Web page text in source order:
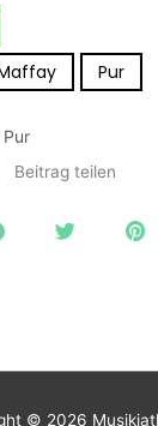
Pur
Pur
Beitrag teilen
© 2026